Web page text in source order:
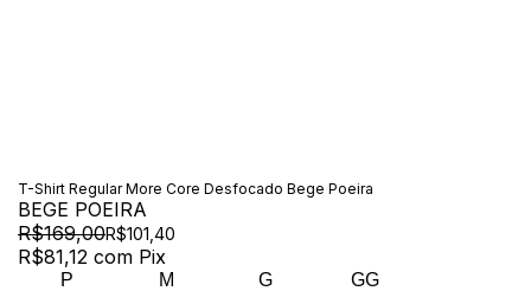
T-Shirt Regular More Core Desfocado Bege Poeira
BEGE POEIRA
R$169,00R$101,40
R$81,12 com Pix
P M G GG